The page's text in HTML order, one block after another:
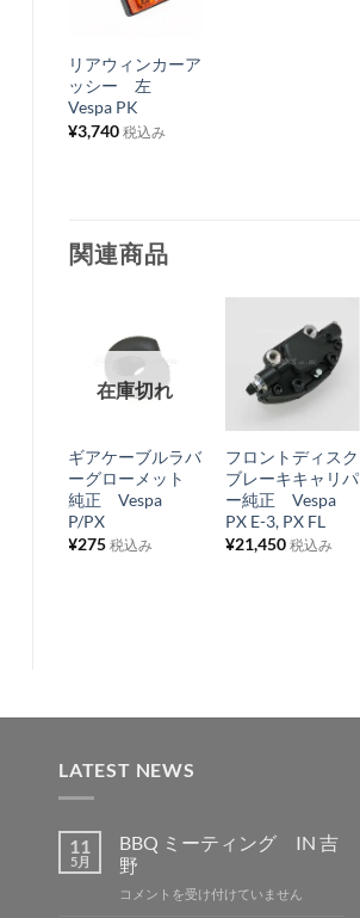
気
入
リ
追
リアウィンカーア
ッシー 左
Vespa PK
¥3,740 税込み
関連商品
お
気
入
り
ス
在庫切れ
ギアケーブルラバ
ーグローメット
純正 Vespa
P/PX
¥275 税込み
お
気
に
入
り
リ
ス
+
フロントディスク
ブレーキキャリパ
ー純正 Vespa
PX E-3, PX FL
¥21,450 税込み
LATEST NEWS
11
5月
BBQ ミーティング IN 吉
野
BBQ
コメントを受け付けていません